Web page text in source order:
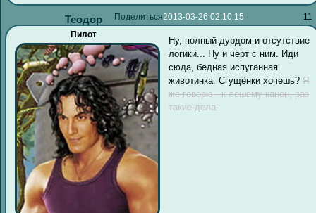
Поделиться 11
2013-03-26 02:10:15
Теодор
Пилот
Ну, полный дурдом и отсутствие
логики... Ну и чёрт с ним. Иди
сюда, бедная испуганная
животинка. Сгущёнки хочешь? Я
же говорю - к лешему канон, раз
такие дела.